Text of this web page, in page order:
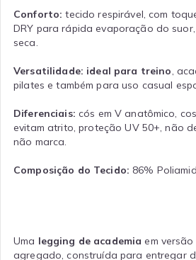
Conforto: tecido respirável, com
DRY para rápida evaporação do
seca.
Versatilidade: ideal para treino ,
pilates e também para uso casual
Diferenciais: cós em V anatômico,
evitam atrito, proteção UV 50+, não
não marca.
Composição do Tecido: 86%
Uma legging de academia em
agregado, construída para entregar